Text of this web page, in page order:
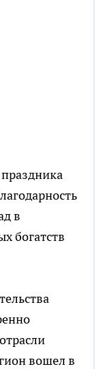
в
богатств
вошел в